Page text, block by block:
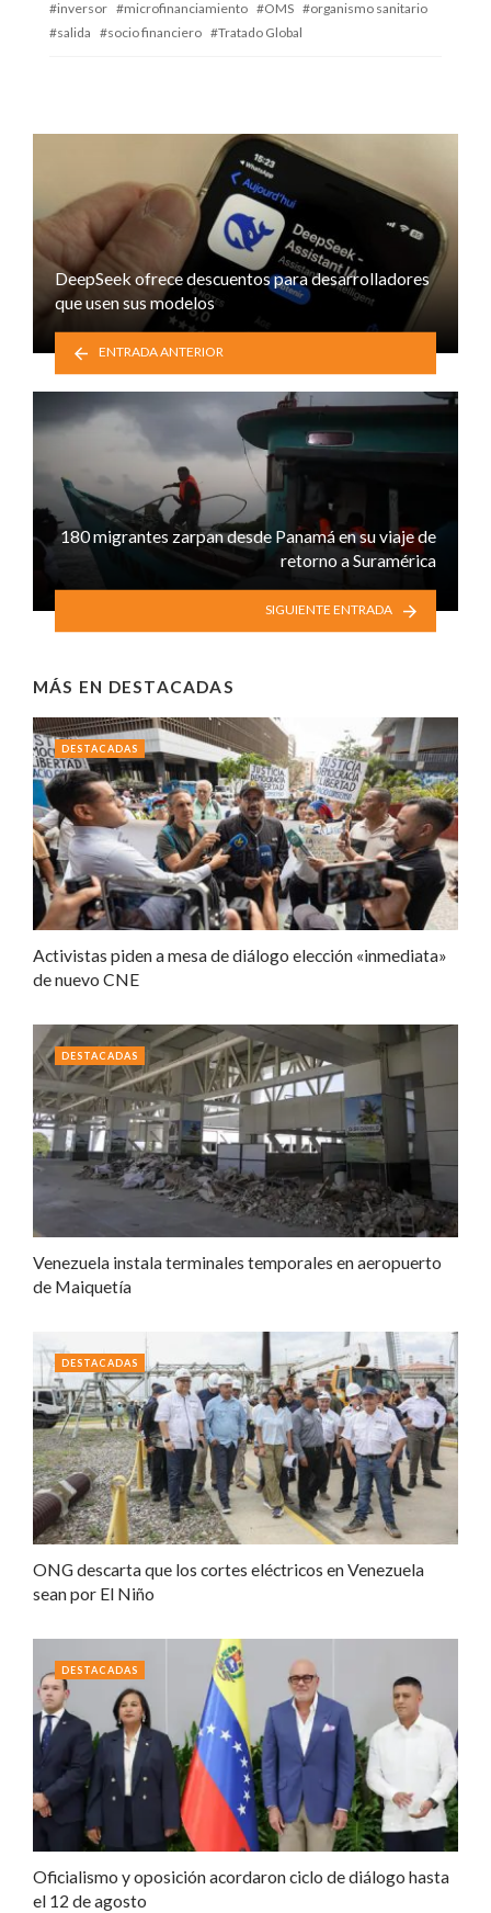
inversor microfinanciamiento OMS
organismo sanitario
salida
socio financiero Tratado Global
DeepSeek ofrece descuentos para desarrolladores
que usen sus modelos
ENTRADA ANTERIOR
180 migrantes zarpan desde Panamá en su viaje de
retorno a Suramérica
SIGUIENTE ENTRADA
MÁS EN DESTACADAS
Activistas piden a mesa de diálogo elección «inmediata»
de nuevo CNE
DESTACADAS
Venezuela instala terminales temporales en aeropuerto
de Maiquetía
DESTACADAS
ONG descarta que los cortes eléctricos en Venezuela
sean por El Niño
DESTACADAS
Oficialismo y oposición acordaron ciclo de diálogo hasta
el 12 de agosto
DESTACADAS